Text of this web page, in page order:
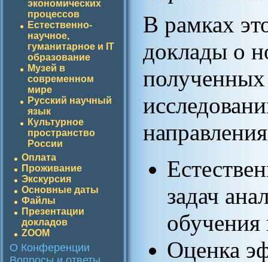
экономических
процессов
Естественно-
научное,
гуманитарное и IT
образование
Музей в
современном
мире
Русский научный
язык
Культурное
пространство
России
Оплата
Проживание
Экскурсия
Основные даты
Файлы
Презентации
докладов
ZOOM
О Конференции
В рамках
доклады о
задач
обучения
Оценка